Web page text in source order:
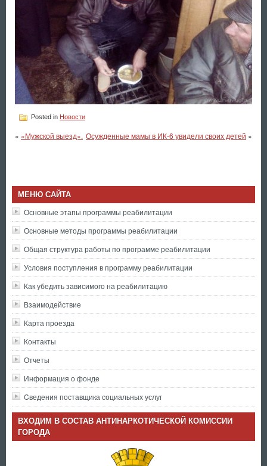
Posted in Новости
« «Мужской выезд». Осужденные мамы в ИК-6 увидели своих детей »
МЕНЮ САЙТА
Основные этапы программы реабилитации
Основные методы программы реабилитации
Общая структура работы по программе реабилитации
Условия поступления в программу реабилитации
Как убедить зависимого на реабилитацию
Взаимодействие
Карта проезда
Контакты
Отчеты
Информация о фонде
Cведения поставщика социальных услуг
ВХОДИМ В СОСТАВ АНТИНАРКОТИЧЕСКОЙ КОМИССИИ
ГОРОДА